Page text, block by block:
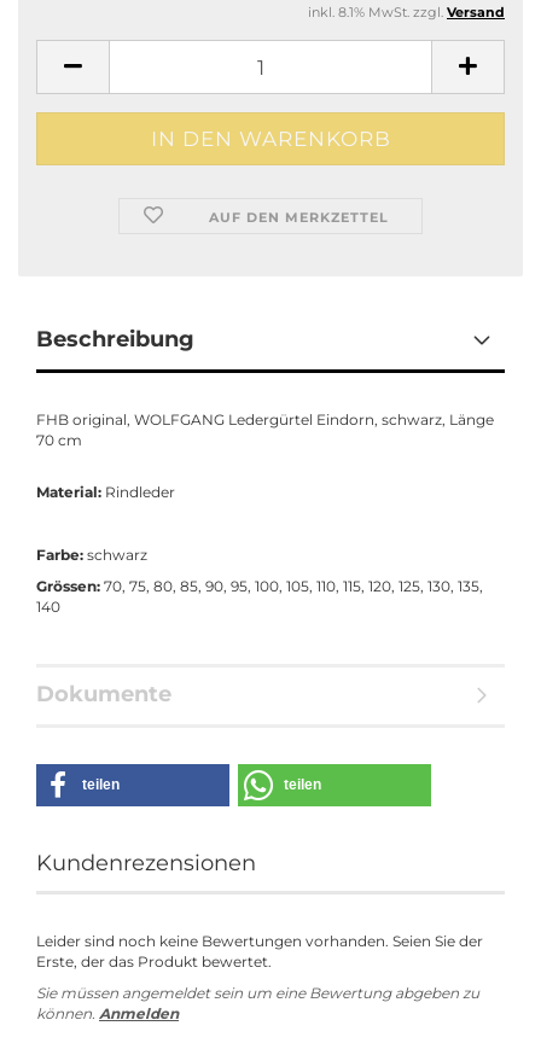
inkl. 8.1% MwSt. zzgl. Versand
AUF DEN MERKZETTEL
Beschreibung
FHB original, WOLFGANG Ledergürtel Eindorn, schwarz, Länge
70 cm
Material: Rindleder
Farbe: schwarz
Grössen: 70, 75, 80, 85, 90, 95, 100, 105, 110, 115, 120, 125, 130, 135,
140
Dokumente
teilen teilen
Kundenrezensionen
Leider sind noch keine Bewertungen vorhanden. Seien Sie der
Erste, der das Produkt bewertet.
Sie müssen angemeldet sein um eine Bewertung abgeben zu
können. Anmelden